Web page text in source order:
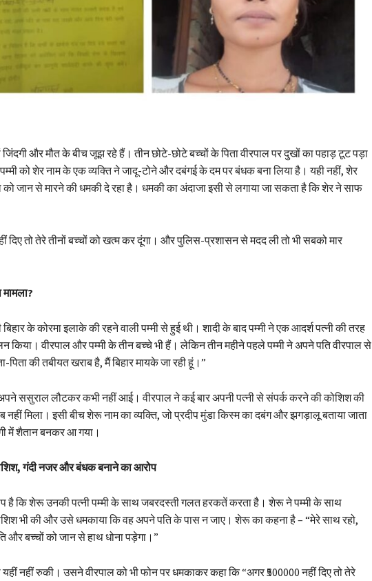
जिंदगी और मौत के बीच जूझ रहे हैं। तीन छोटे-छोटे बच्चों के पिता वीरपाल पर दुखों का पहाड़ टूट पड़ा
को शेर नाम के एक व्यक्ति ने जादू-टोने और दबंगई के दम पर बंधक बना लिया है। यही नहीं, शेर
को जान से मारने की धमकी दे रहा है। धमकी का अंदाजा इसी से लगाया जा सकता है कि शेर ने साफ
दिए तो तेरे तीनों बच्चों को खत्म कर दूंगा। और पुलिस-प्रशासन से मदद ली तो भी सबको मार
बिहार के कोरमा इलाके की रहने वाली पम्मी से हुई थी। शादी के बाद पम्मी ने एक आदर्श पत्नी की तरह
किया। वीरपाल और पम्मी के तीन बच्चे भी हैं। लेकिन तीन महीने पहले पम्मी ने अपने पति वीरपाल से
पिता की तबीयत खराब है, मैं बिहार मायके जा रही हूं।”
ससुराल लौटकर कभी नहीं आई। वीरपाल ने कई बार अपनी पत्नी से संपर्क करने की कोशिश की
नहीं मिला। इसी बीच शेरू नाम का व्यक्ति, जो प्रदीप मुंडा किस्म का दबंग और झगड़ालू बताया जाता
में शैतान बनकर आ गया।
गंदी नजर और बंधक बनाने का आरोप
है कि शेरू उनकी पत्नी पम्मी के साथ जबरदस्ती गलत हरकतें करता है। शेरू ने पम्मी के साथ
भी की और उसे धमकाया कि वह अपने पति के पास न जाए। शेरू का कहना है – “मेरे साथ रहो,
और बच्चों को जान से हाथ धोना पड़ेगा।”
नहीं रुकी। उसने वीरपाल को भी फोन पर धमकाकर कहा कि “अगर ₹500000 नहीं दिए तो तेरे